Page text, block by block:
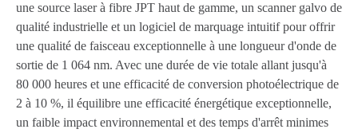
une source laser à fibre JPT haut de gamme, un scanner galvo de
qualité industrielle et un logiciel de marquage intuitif pour offrir
une qualité de faisceau exceptionnelle à une longueur d'onde de
sortie de 1 064 nm. Avec une durée de vie totale allant jusqu'à
80 000 heures et une efficacité de conversion photoélectrique de
2 à 10 %, il équilibre une efficacité énergétique exceptionnelle,
un faible impact environnemental et des temps d'arrêt minimes